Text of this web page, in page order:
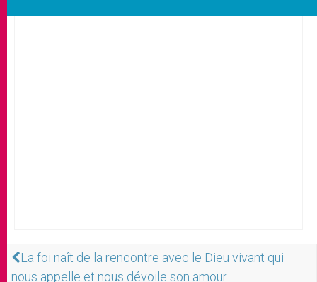
La foi naît de la rencontre avec le Dieu vivant qui
nous appelle et nous dévoile son amour